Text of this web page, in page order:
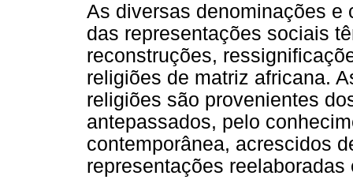
As diversas denominações
das representações sociais
reconstruções,
religiões de matriz africana.
religiões são provenientes
antepassados, pelo
contemporânea, acrescidos
representações